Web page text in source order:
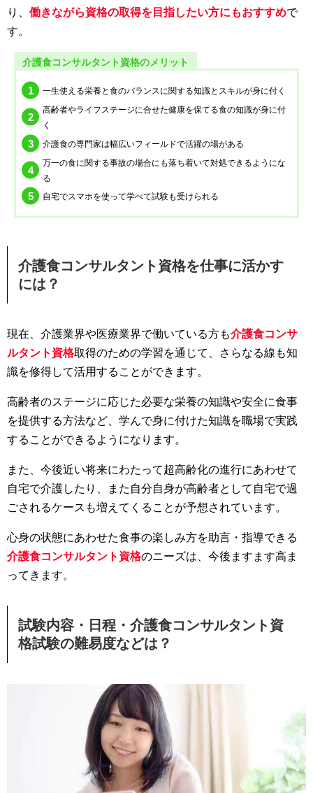
り、 働きながら資格の取得を目指したい方にもおすすめで
す。
介護食コンサルタント資格のメリット
一生使える栄養と食のバランスに関する知識とスキルが身に付く
高齢者やライフステージに合せた健康を保てる食の知識が身に付
く
介護食の専門家は幅広いフィールドで活躍の場がある
万一の食に関する事故の場合にも落ち着いて対処できるようにな
る
自宅でスマホを使って学べて試験も受けられる
介護食コンサルタント資格を仕事に活かす
には？
現在、介護業界や医療業界で働いている方も介護食コンサ
ルタント資格取得のための学習を通じて、さらなる線も知
識を修得して活用することができます。
高齢者のステージに応じた必要な栄養の知識や安全に食事
を提供する方法など、学んで身に付けた知識を職場で実践
することができるようになります。
また、今後近い将来にわたって超高齢化の進行にあわせて
自宅で介護したり、また自分自身が高齢者として自宅で過
ごされるケースも増えてくることが予想されています。
心身の状態にあわせた食事の楽しみ方を助言・指導できる
介護食コンサルタント資格のニーズは、今後ますます高ま
ってきます。
試験内容・日程・介護食コンサルタント資
格試験の難易度などは？